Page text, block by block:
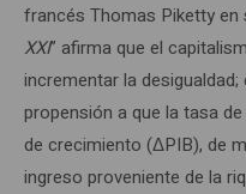
francés Thomas Piketty en
XXI” afirma que el
incrementar la
propensión a que la tasa
de crecimiento (ΔPIB), de
ingreso proveniente de la